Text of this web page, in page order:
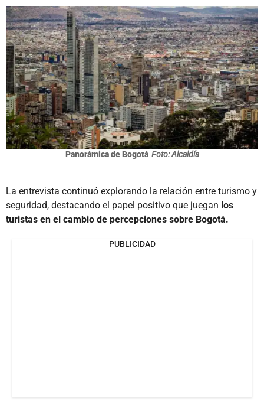
Panorámica de Bogotá Foto: Alcaldía
La entrevista continuó explorando la relación entre turismo y
seguridad, destacando el papel positivo que juegan los
turistas en el cambio de percepciones sobre Bogotá.
PUBLICIDAD